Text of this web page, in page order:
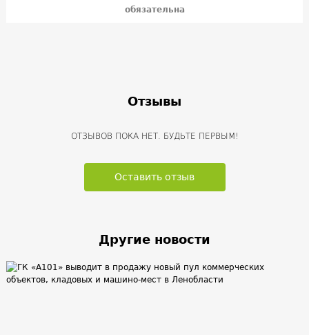
обязательна
Отзывы
ОТЗЫВОВ ПОКА НЕТ. БУДЬТЕ ПЕРВЫМ!
Оставить отзыв
Другие новости